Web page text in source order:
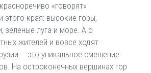
«говорят»
этого края: высокие горы,
зеленые луга и море. А о
жителей и вовсе ходят
– это уникальное смешение
На остроконечных вершинах гор